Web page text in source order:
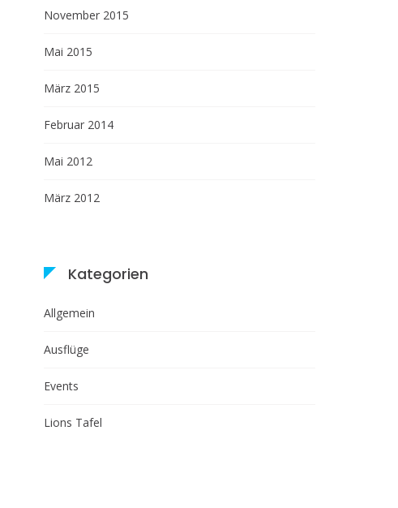
November 2015
Mai 2015
März 2015
Februar 2014
Mai 2012
März 2012
Kategorien
Allgemein
Ausflüge
Events
Lions Tafel